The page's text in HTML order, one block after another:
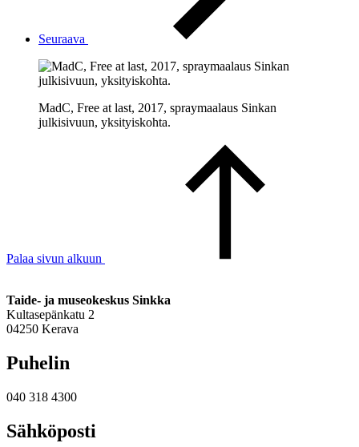
Seuraava
MadC, Free at last, 2017, spraymaalaus Sinkan
julkisivuun, yksityiskohta.
Palaa sivun alkuun
Taide- ja museokeskus Sinkka
Kultasepänkatu 2
04250 Kerava
Puhelin
040 318 4300
Sähköposti